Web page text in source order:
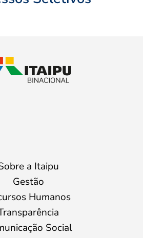
a Itaipu
Gestão
Humanos
Social